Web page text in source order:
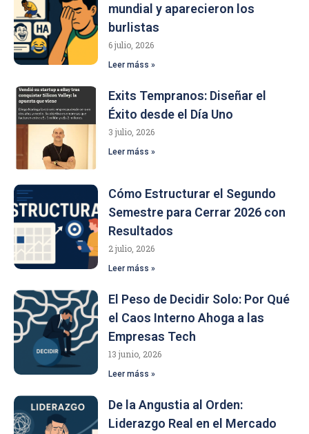
mundial y aparecieron los
burlistas
6 julio, 2026
Leer máss »
Exits Tempranos: Diseñar el
Éxito desde el Día Uno
3 julio, 2026
Leer máss »
Cómo Estructurar el Segundo
Semestre para Cerrar 2026 con
Resultados
2 julio, 2026
Leer máss »
El Peso de Decidir Solo: Por Qué
el Caos Interno Ahoga a las
Empresas Tech
13 junio, 2026
Leer máss »
De la Angustia al Orden:
Liderazgo Real en el Mercado